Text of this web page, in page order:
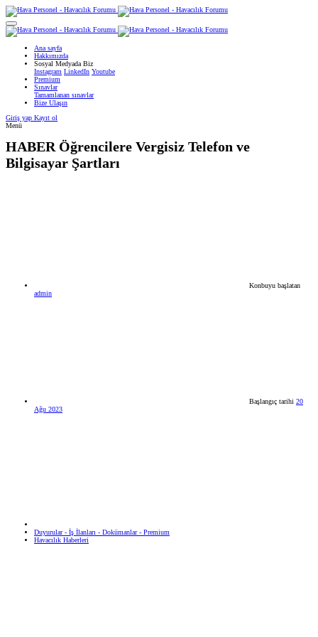
Ana sayfa
Hakkımızda
Sosyal Medyada Biz
Instagram LinkedIn Youtube
Premium
Sınavlar
Tamamlanan sınavlar
Bize Ulaşın
Giriş yap Kayıt ol
Menü
HABER Öğrencilere Vergisiz Telefon ve
Bilgisayar Şartları
Konbuyu başlatan
admin
Başlangıç tarihi 20
Ağu 2023
Duyurular - İş İlanları - Dokümanlar - Premium
Havacılık Haberleri